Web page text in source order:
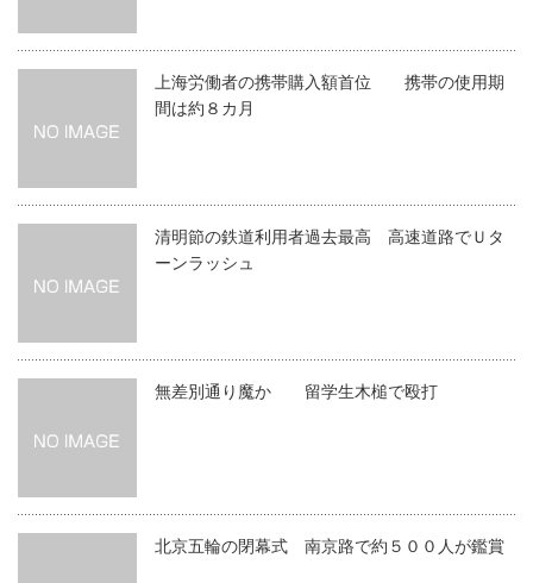
上海労働者の携帯購入額首位 携帯の使用期
間は約８カ月
清明節の鉄道利用者過去最高 高速道路でＵタ
ーンラッシュ
無差別通り魔か 留学生木槌で殴打
北京五輪の閉幕式 南京路で約５００人が鑑賞